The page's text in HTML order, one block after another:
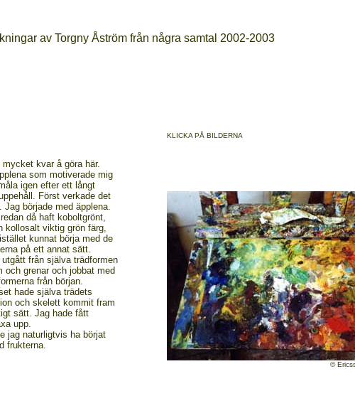
av Torgny Åström från några samtal 2002-2003
mycket kvar å göra här.
som motiverade mig
igen efter ett långt
Först verkade det
Jag började med äpplena.
då haft koboltgrönt,
kollosalt viktig grön färg,
kunnat börja med de
på ett annat sätt.
från själva trädformen
och grenar och jobbat med
från början.
hade själva trädets
och skelett kommit fram
sätt. Jag hade fått
upp.
jag naturligtvis ha börjat
frukterna.
KLICKA PÅ BILDERNA
©